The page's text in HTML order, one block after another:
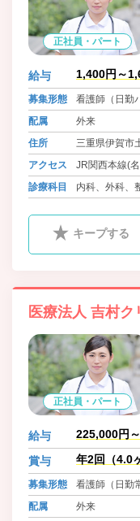
正社員・パート
給与 1,400円～
募集形態
看護師（日勤
配属
外来
住所
三重県伊賀市
アクセス
JR関西本線(
具駅 徒歩20分
診療科目 内科、外科、
キープする
医療法人 吉村ク
正社員・パート
給与 225,000円
賞与 年2回（4.0
募集形態
看護師（日勤
配属
外来